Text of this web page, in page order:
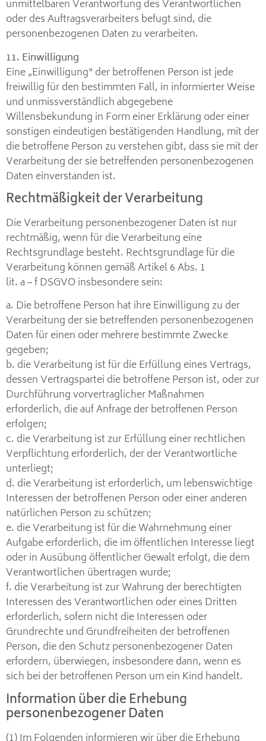
unmittelbaren Verantwortung des Verantwortlichen
oder des Auftragsverarbeiters befugt sind, die
personenbezogenen Daten zu verarbeiten.
11. Einwilligung
Eine „Einwilligung“ der betroffenen Person ist jede
freiwillig für den bestimmten Fall, in informierter Weise
und unmissverständlich abgegebene
Willensbekundung in Form einer Erklärung oder einer
sonstigen eindeutigen bestätigenden Handlung, mit der
die betroffene Person zu verstehen gibt, dass sie mit der
Verarbeitung der sie betreffenden personenbezogenen
Daten einverstanden ist.
Rechtmäßigkeit der Verarbeitung
Die Verarbeitung personenbezogener Daten ist nur
rechtmäßig, wenn für die Verarbeitung eine
Rechtsgrundlage besteht. Rechtsgrundlage für die
Verarbeitung können gemäß Artikel 6 Abs. 1
lit. a – f DSGVO insbesondere sein:
a. Die betroffene Person hat ihre Einwilligung zu der
Verarbeitung der sie betreffenden personenbezogenen
Daten für einen oder mehrere bestimmte Zwecke
gegeben;
b. die Verarbeitung ist für die Erfüllung eines Vertrags,
dessen Vertragspartei die betroffene Person ist, oder zur
Durchführung vorvertraglicher Maßnahmen
erforderlich, die auf Anfrage der betroffenen Person
erfolgen;
c. die Verarbeitung ist zur Erfüllung einer rechtlichen
Verpflichtung erforderlich, der der Verantwortliche
unterliegt;
d. die Verarbeitung ist erforderlich, um lebenswichtige
Interessen der betroffenen Person oder einer anderen
natürlichen Person zu schützen;
e. die Verarbeitung ist für die Wahrnehmung einer
Aufgabe erforderlich, die im öffentlichen Interesse liegt
oder in Ausübung öffentlicher Gewalt erfolgt, die dem
Verantwortlichen übertragen wurde;
f. die Verarbeitung ist zur Wahrung der berechtigten
Interessen des Verantwortlichen oder eines Dritten
erforderlich, sofern nicht die Interessen oder
Grundrechte und Grundfreiheiten der betroffenen
Person, die den Schutz personenbezogener Daten
erfordern, überwiegen, insbesondere dann, wenn es
sich bei der betroffenen Person um ein Kind handelt.
Information über die Erhebung
personenbezogener Daten